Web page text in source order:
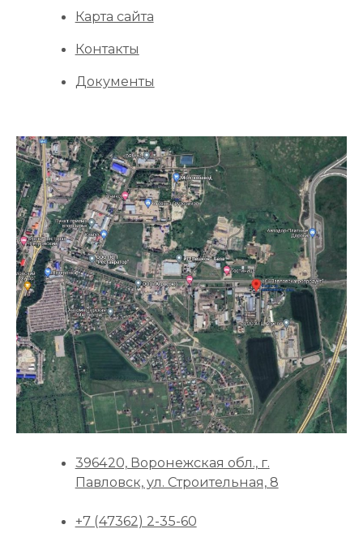
Карта сайта
Контакты
Документы
396420, Воронежская обл., г.
Павловск, ул. Строительная, 8
+7 (47362) 2-35-60